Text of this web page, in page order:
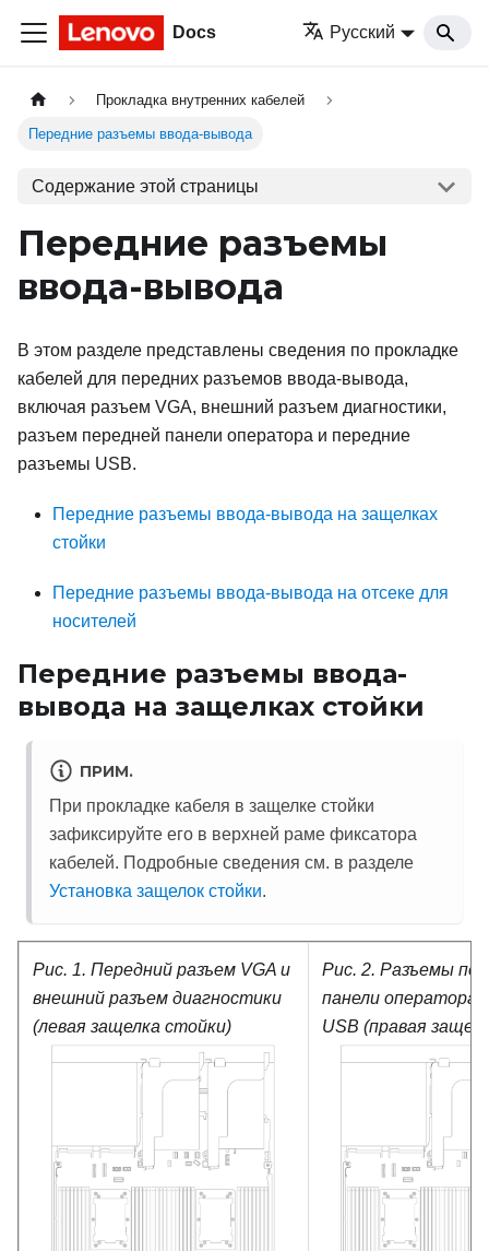
Docs Русский
Прокладка внутренних кабелей
Передние разъемы ввода-вывода
Содержание этой страницы
Передние разъемы
ввода-вывода
В этом разделе представлены сведения по прокладке
кабелей для передних разъемов ввода-вывода,
включая разъем VGA, внешний разъем диагностики,
разъем передней панели оператора и передние
разъемы USB.
Передние разъемы ввода-вывода на защелках
стойки
Передние разъемы ввода-вывода на отсеке для
носителей
Передние разъемы ввода-
вывода на защелках стойки
ПРИМ.
При прокладке кабеля в защелке стойки
зафиксируйте его в верхней раме фиксатора
кабелей. Подробные сведения см. в разделе
Установка защелок стойки.
Рис. 1. Передний разъем VGA и
внешний разъем диагностики
(левая защелка стойки)
Рис. 2. Разъемы
панели оператора
USB (правая